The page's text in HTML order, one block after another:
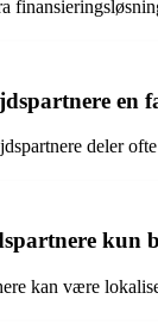
en
deler
kun
kan være